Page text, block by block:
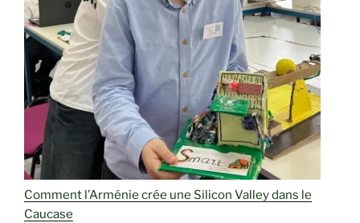
Comment l’Arménie crée une Silicon Valley dans le
Caucase